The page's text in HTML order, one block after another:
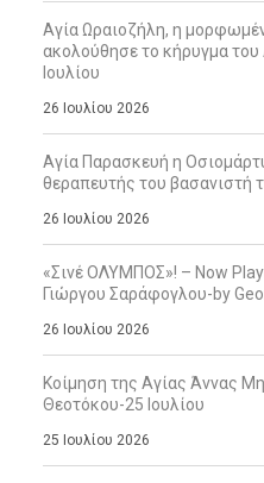
Αγία Ωραιοζήλη, η
ακολούθησε το κήρυγμα
Ιουλίου
26 Ιουλίου 2026
Αγία Παρασκευή η
θεραπευτής του βασανιστή
26 Ιουλίου 2026
«Σινέ ΟΛΥΜΠΟΣ»! – Now
Γιώργου Σαράφογλου-by
26 Ιουλίου 2026
Κοίμηση της Αγίας Άννας
Θεοτόκου-25 Ιουλίου
25 Ιουλίου 2026